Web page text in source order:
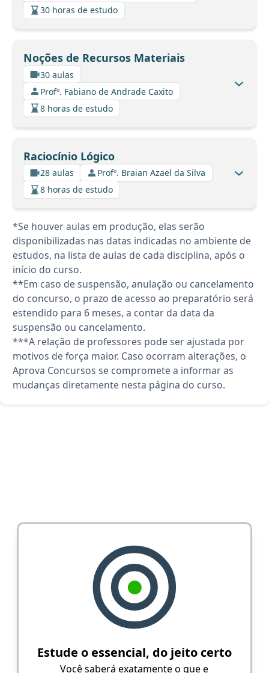
30 horas de estudo
Noções de Recursos Materiais
30 aulas
Profº. Fabiano de Andrade Caxito
8 horas de estudo
Raciocínio Lógico
28 aulas
Profº. Braian Azael da Silva
8 horas de estudo
*Se houver aulas em produção, elas serão
disponibilizadas nas datas indicadas no ambiente de
estudos, na lista de aulas de cada disciplina, após o
início do curso.
**Em caso de suspensão, anulação ou cancelamento
do concurso, o prazo de acesso ao preparatório será
estendido para 6 meses, a contar da data da
suspensão ou cancelamento.
***A relação de professores pode ser ajustada por
motivos de força maior. Caso ocorram alterações, o
Aprova Concursos se compromete a informar as
mudanças diretamente nesta página do curso.
Estude o essencial, do jeito certo
Você saberá exatamente o que e